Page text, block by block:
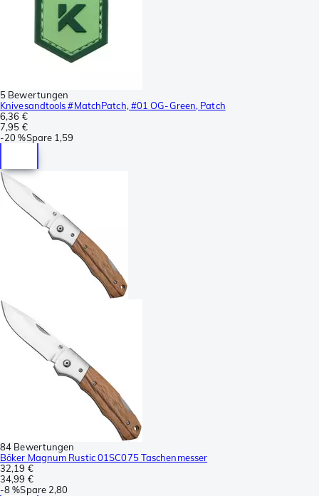
5 Bewertungen
Knivesandtools #MatchPatch, #01 OG-Green, Patch
6,36 €
7,95 €
-20 %Spare 1,59
84 Bewertungen
Böker Magnum Rustic 01SC075 Taschenmesser
32,19 €
34,99 €
-8 %Spare 2,80